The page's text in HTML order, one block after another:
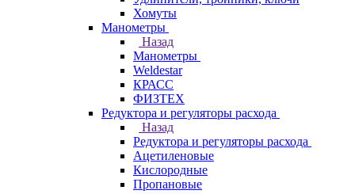
Хомуты
Манометры
Назад
Манометры
Weldestar
КРАСС
ФИЗТЕХ
Редуктора и регуляторы расхода
Назад
Редуктора и регуляторы расхода
Ацетиленовые
Кислородные
Пропановые